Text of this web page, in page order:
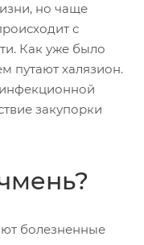
но чаще
с
Как уже было
путают халязион.
закупорки
болезненные